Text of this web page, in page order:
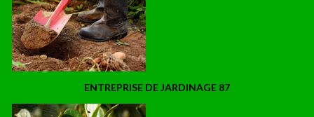
ENTREPRISE DE JARDINAGE 87